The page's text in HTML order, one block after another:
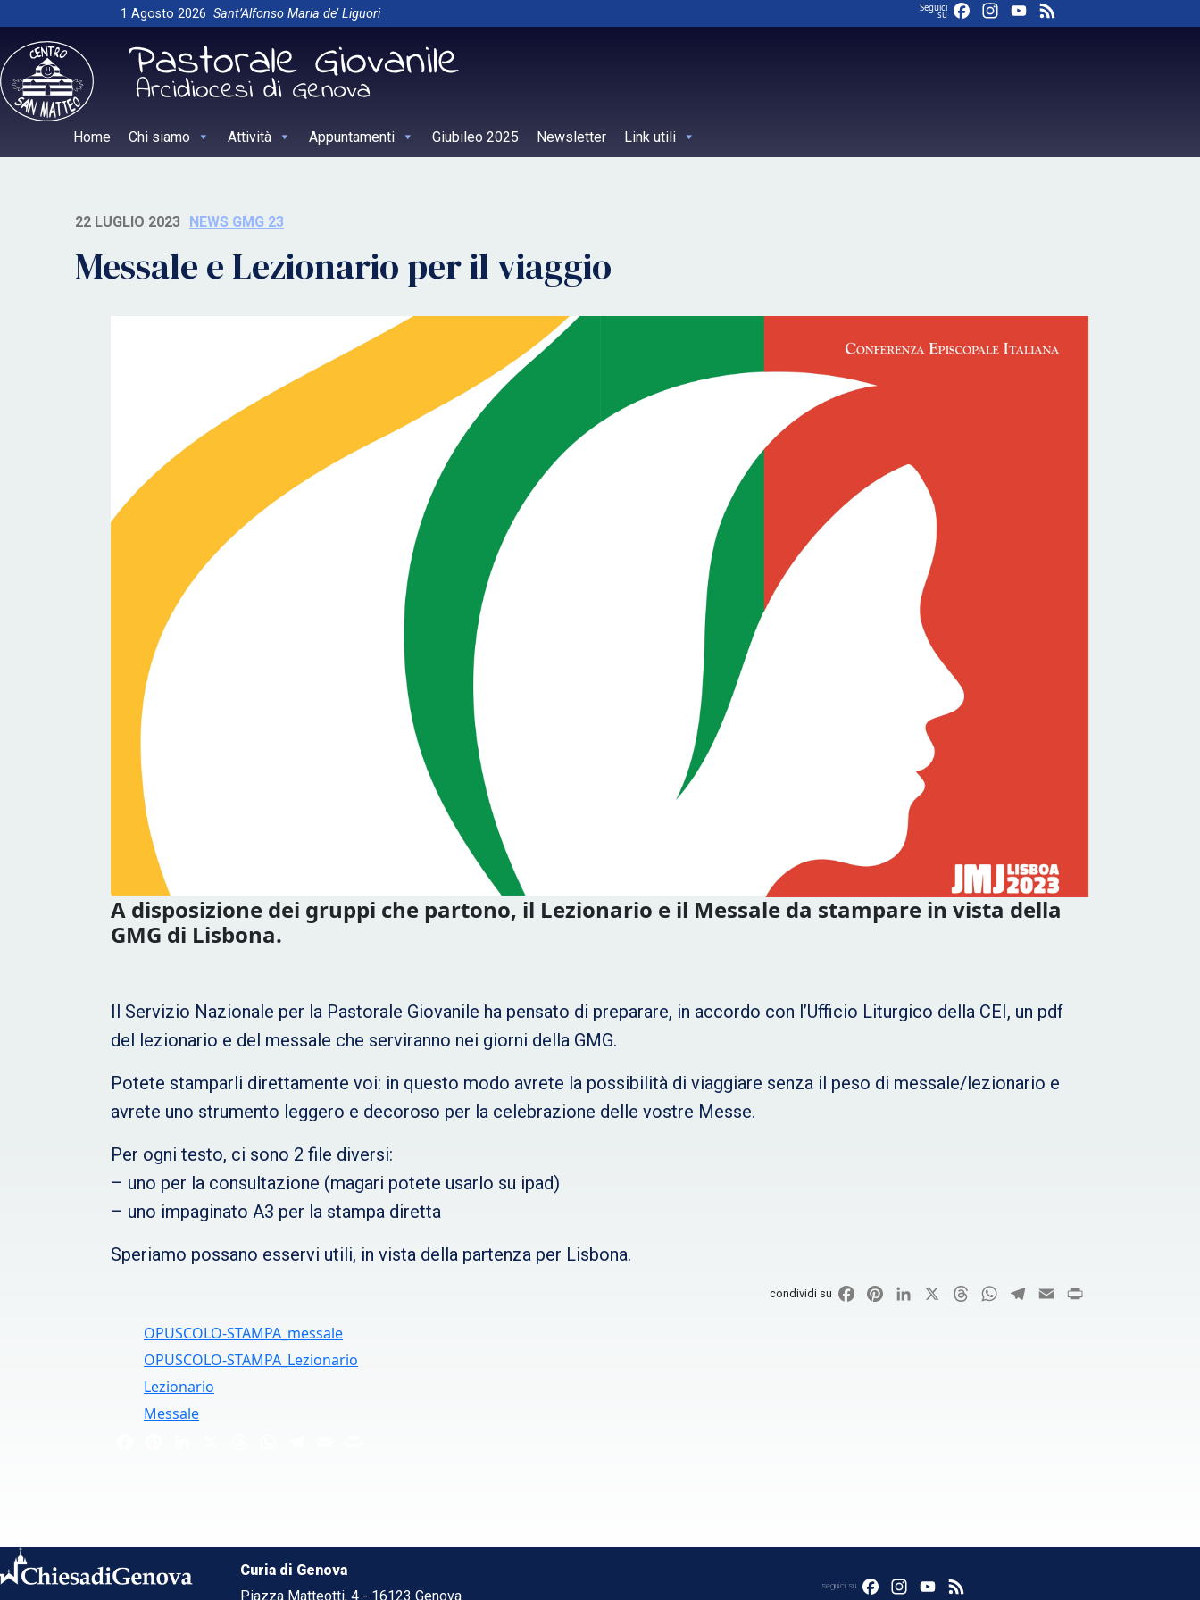
to
content
1 Agosto 2026 Sant’Alfonso Maria de’ Liguori Seguici
su FacebookInstagram
YouTube
Home Chi siamo Attività Appuntamenti Giubileo 2025 Newsletter Link utili
22 LUGLIO 2023 NEWS GMG 23
Messale e Lezionario per il viaggio
A disposizione dei gruppi che partono, il Lezionario e il Messale da stampare in vista della
GMG di Lisbona.
Il Servizio Nazionale per la Pastorale Giovanile ha pensato di preparare, in accordo con l’Ufficio Liturgico della CEI, un pdf
del lezionario e del messale che serviranno nei giorni della GMG.
Potete stamparli direttamente voi: in questo modo avrete la possibilità di viaggiare senza il peso di messale/lezionario e
avrete uno strumento leggero e decoroso per la celebrazione delle vostre Messe.
Per ogni testo, ci sono 2 file diversi:
– uno per la consultazione (magari potete usarlo su ipad)
– uno impaginato A3 per la stampa diretta
Speriamo possano esservi utili, in vista della partenza per Lisbona.
condividi su FacebookPinterestLinkedIn ThreadsWhatsApp
Telegram
Email
OPUSCOLO-STAMPA_messale
OPUSCOLO-STAMPA_Lezionario
Lezionario
Messale
Curia di Genova
Piazza Matteotti, 4 - 16123 Genova
seguici su FacebookInstagram
YouTube